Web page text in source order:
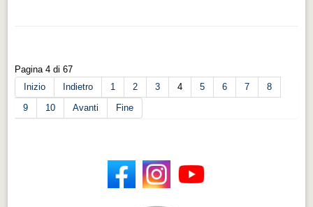
Pagina 4 di 67
Inizio
Indietro 1 2 3 4 5 6 7
8
9
10 Avanti Fine